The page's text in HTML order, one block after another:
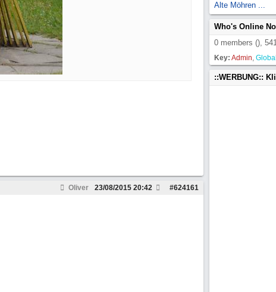
Oliver #624161
23/08/2015 20:42
Alte Möhren ...
Who's Online
0 members (),
Key: Admin,
::WERBUNG::